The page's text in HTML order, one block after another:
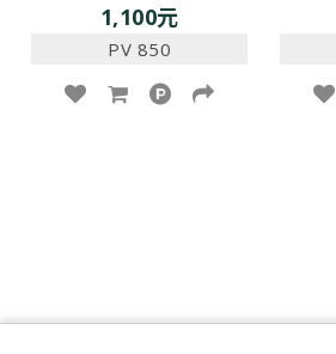
1,100元
PV 850